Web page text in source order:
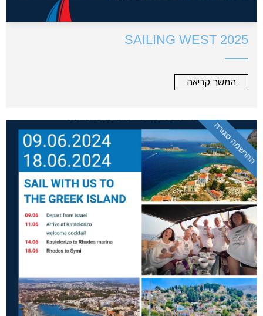
SAILING WEST 2025
המשך קריאה
ההרשמה סגורה